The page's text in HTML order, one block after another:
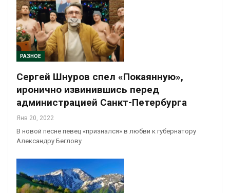
РАЗНОЕ
Сергей Шнуров спел «Покаянную»,
иронично извинившись перед
администрацией Санкт-Петербурга
Янв 20, 2022
В новой песне певец «признался» в любви к губернатору
Александру Беглову